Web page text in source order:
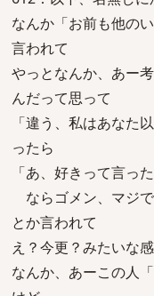
なんか「お前も他の
言われて
やっとなんか、あー
んだって思って
「違う、私はあなた
ったら
「あ、好きって言っ
ならゴメン、マジで
とか言われて
え？今更？みたいな
なんか、あーこの人